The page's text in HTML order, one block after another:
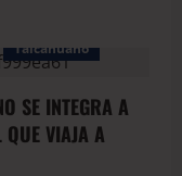
Talcahuano
SE INTEGRA A
QUE VIAJA A